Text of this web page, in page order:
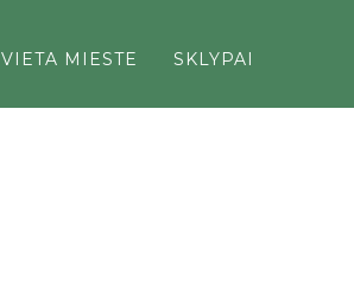
VIETA MIESTE SKLYPAI